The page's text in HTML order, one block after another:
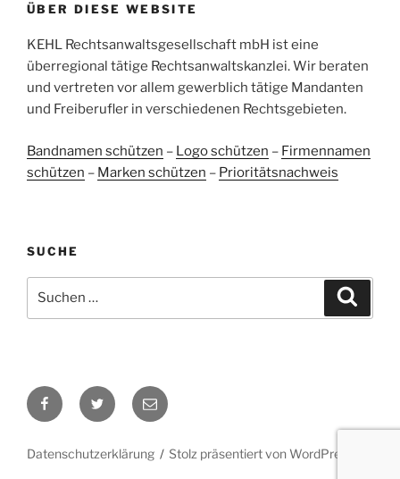
38
Bewertungen auf
ProvenExpert.com
Bewertungen von
2
anderen Quellen
Blick aufs ProvenExpert-Profil werfen
ÜBER DIESE WEBSITE
KEHL Rechtsanwaltsgesellschaft mbH ist eine
überregional tätige Rechtsanwaltskanzlei. Wir beraten
und vertreten vor allem gewerblich tätige Mandanten
und Freiberufler in verschiedenen Rechtsgebieten.
Bandnamen schützen – Logo schützen – Firmennamen
schützen – Marken schützen – Prioritätsnachweis
SUCHE
nach:
FacebookTwitter E-
Mail
Datenschutzerklärung Stolz präsentiert von WordPress